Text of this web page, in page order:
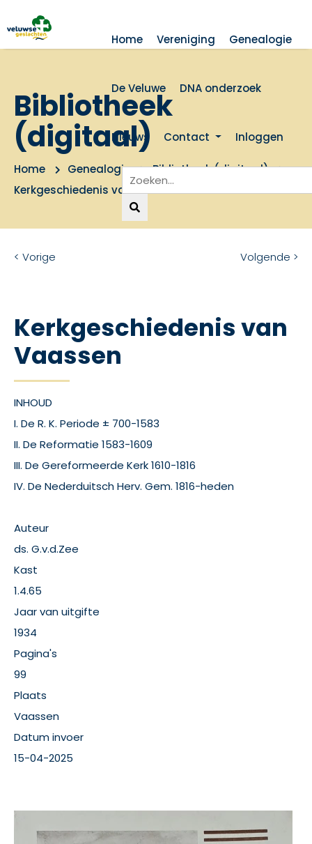
Home Vereniging Genealogie
De Veluwe DNA onderzoek
Nieuws Contact Inloggen
Bibliotheek
(digitaal)
Home Genealogie
Bibliotheek (digitaal)
Kerkgeschiedenis van Vaassen
< Vorige Volgende >
Kerkgeschiedenis van
Vaassen
INHOUD
I. De R. K. Periode ± 700-1583
II. De Reformatie 1583-1609
III. De Gereformeerde Kerk 1610-1816
IV. De Nederduitsch Herv. Gem. 1816-heden
Auteur
ds. G.v.d.Zee
Kast
1.4.65
Jaar van uitgifte
1934
Pagina's
99
Plaats
Vaassen
Datum invoer
15-04-2025